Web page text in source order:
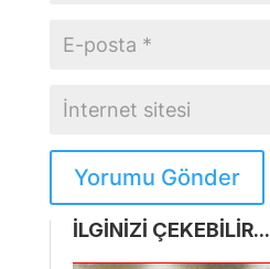
Yorumu Gönder
İLGİNİZİ ÇEKEBİLİR...